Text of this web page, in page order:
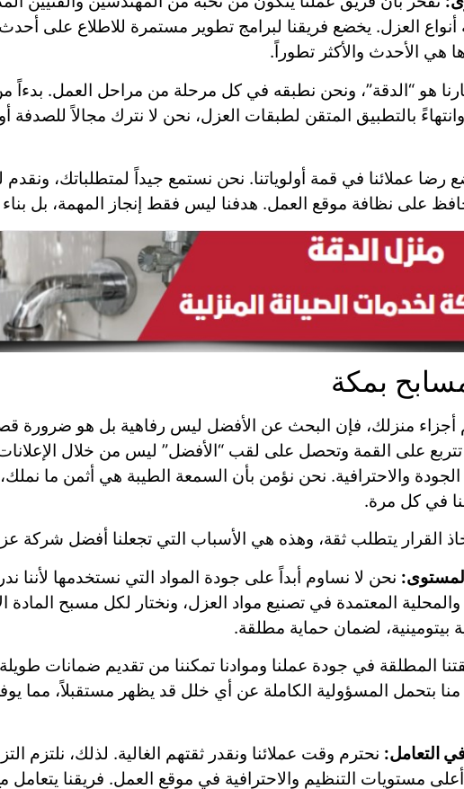
أنواع العزل. يخضع فريقنا لبرامج تطوير مستمرة للاطلاع على
هي الأحدث والأكثر تطوراً.
هو “الدقة”، ونحن نطبقه في كل مرحلة من مراحل العمل. بدءاً
بالتطبيق المتقن لطبقات العزل، نحن لا نترك مجالاً للصدفة
رضا عملائنا في قمة أولوياتنا. نحن نستمع جيداً لمتطلباتك،
على نظافة موقع العمل. هدفنا ليس فقط إنجاز المهمة، بل
بمكة
أجزاء منزلك، فإن البحث عن الأفضل ليس رفاهية بل هو
على القمة وتحصل على لقب “الأفضل” ليس من خلال
والاحترافية. نحن نؤمن بأن السمعة الطيبة هي أثمن ما
في كل مرة.
القرار يتطلب ثقة، وهذه هي الأسباب التي تجعلنا أفضل شركة
نحن لا نساوم أبداً على جودة المواد التي نستخدمها لأننا
المعتمدة في تصنيع مواد العزل، ونختار لكل مسبح
بيتومينية، لضمان حماية مطلقة.
المطلقة في جودة عملنا وموادنا تمكننا من تقديم ضمانات
بتحمل المسؤولية الكاملة عن أي خلل قد يظهر مستقبلاً، مما يوفر
التعامل: نحترم وقت عملائنا ونقدر ثقتهم الغالية. لذلك، نلتزم
مستويات التنظيم والاحترافية في موقع العمل. فريقنا